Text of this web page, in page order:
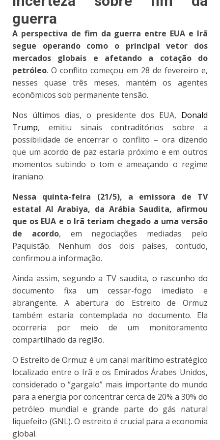
guerra
A perspectiva de fim da guerra entre EUA e Irã
segue operando como o principal vetor dos
mercados globais e afetando a cotação do
petróleo. O conflito começou em 28 de fevereiro e,
nesses quase três meses, mantém os agentes
econômicos sob permanente tensão.
Nos últimos dias, o presidente dos EUA, Donald
Trump, emitiu sinais contraditórios sobre a
possibilidade de encerrar o conflito – ora dizendo
que um acordo de paz estaria próximo e em outros
momentos subindo o tom e ameaçando o regime
iraniano.
Nessa quinta-feira (21/5), a emissora de TV
estatal Al Arabiya, da Arábia Saudita, afirmou
que os EUA e o Irã teriam chegado a uma versão
de acordo, em negociações mediadas pelo
Paquistão. Nenhum dos dois países, contudo,
confirmou a informação.
Ainda assim, segundo a TV saudita, o rascunho do
documento fixa um cessar-fogo imediato e
abrangente. A abertura do Estreito de Ormuz
também estaria contemplada no documento. Ela
ocorreria por meio de um monitoramento
compartilhado da região.
O Estreito de Ormuz é um canal marítimo estratégico
localizado entre o Irã e os Emirados Árabes Unidos,
considerado o “gargalo” mais importante do mundo
para a energia por concentrar cerca de 20% a 30% do
petróleo mundial e grande parte do gás natural
liquefeito (GNL). O estreito é crucial para a economia
global.